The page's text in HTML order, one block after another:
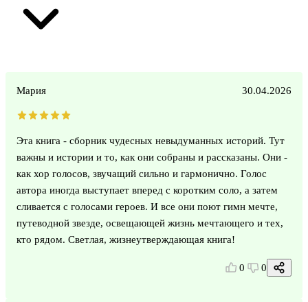
Мария 30.04.2026
Эта книга - сборник чудесных невыдуманных историй. Тут
важны и истории и то, как они собраны и рассказаны. Они -
как хор голосов, звучащий сильно и гармонично. Голос
автора иногда выступает вперед с коротким соло, а затем
сливается с голосами героев. И все они поют гимн мечте,
путеводной звезде, освещающей жизнь мечтающего и тех,
кто рядом. Светлая, жизнеутверждающая книга!
0 0